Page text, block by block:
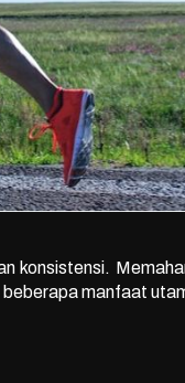
konsistensi.
manfaat